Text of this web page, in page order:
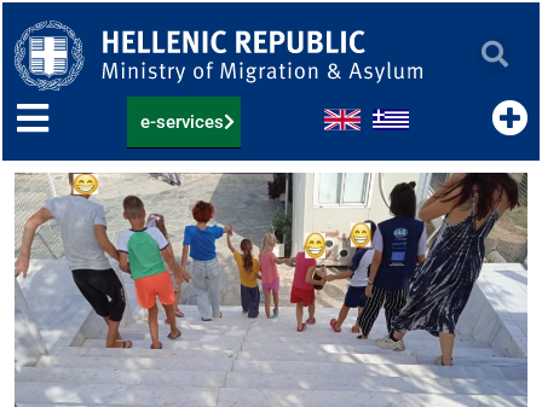
to
content
e-services